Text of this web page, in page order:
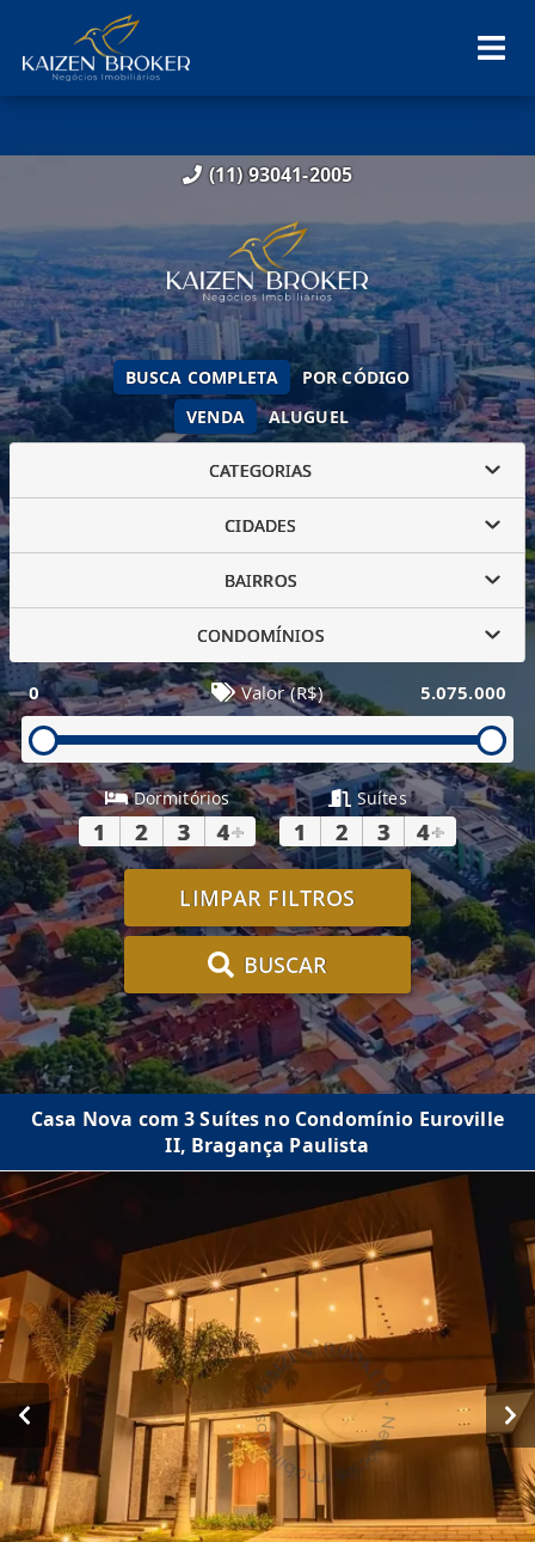
(11) 93041-2005
VENDA ALUGUEL
BUSCA COMPLETA POR CÓDIGO
CATEGORIAS
CIDADES
BAIRROS
CONDOMÍNIOS
0 Valor (R$) 5.075.000
Dormitórios
1 2 3 4+
Suítes
1 2 3 4+
LIMPAR FILTROS
BUSCAR
Casa Nova com 3 Suítes no Condomínio Euroville
II, Bragança Paulista